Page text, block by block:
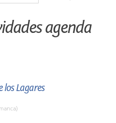
agenda
Lagares